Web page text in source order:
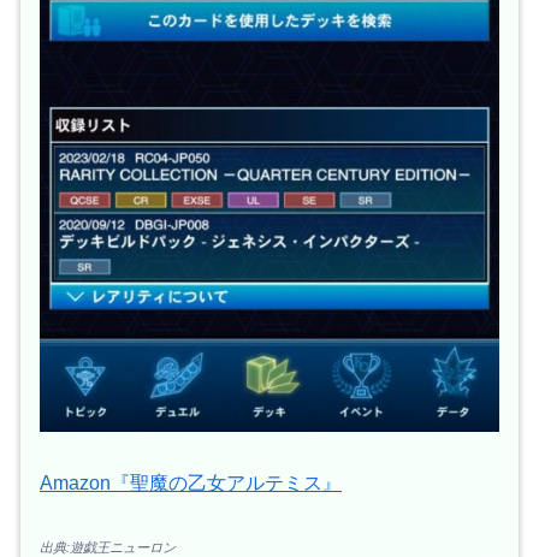
Amazon『聖魔の乙女アルテミス』
出典:遊戯王ニューロン